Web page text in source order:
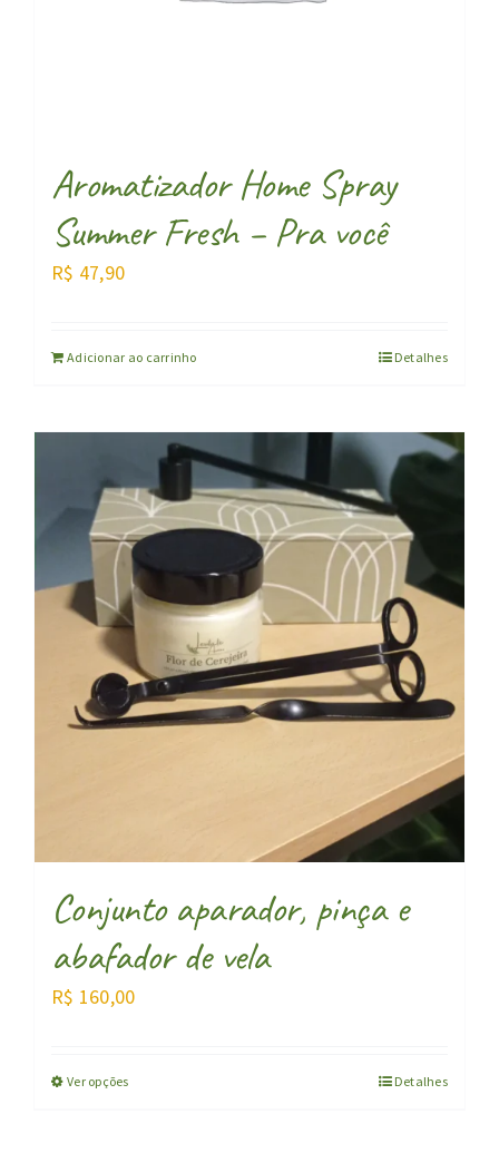
Aromatizador Home Spray
Summer Fresh – Pra você
R$ 47,90
Adicionar ao carrinho Detalhes
Conjunto aparador, pinça e
abafador de vela
R$ 160,00
Ver opções Detalhes